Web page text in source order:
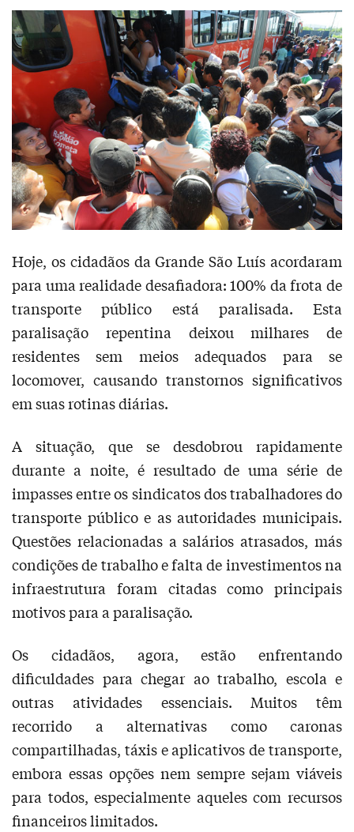
Hoje, os cidadãos da Grande São Luís acordaram
para uma realidade desafiadora: 100% da frota de
transporte público está paralisada. Esta
paralisação repentina deixou milhares de
residentes sem meios adequados para se
locomover, causando transtornos significativos
em suas rotinas diárias.
A situação, que se desdobrou rapidamente
durante a noite, é resultado de uma série de
impasses entre os sindicatos dos trabalhadores do
transporte público e as autoridades municipais.
Questões relacionadas a salários atrasados, más
condições de trabalho e falta de investimentos na
infraestrutura foram citadas como principais
motivos para a paralisação.
Os cidadãos, agora, estão enfrentando
dificuldades para chegar ao trabalho, escola e
outras atividades essenciais. Muitos têm
recorrido a alternativas como caronas
compartilhadas, táxis e aplicativos de transporte,
embora essas opções nem sempre sejam viáveis
para todos, especialmente aqueles com recursos
financeiros limitados.